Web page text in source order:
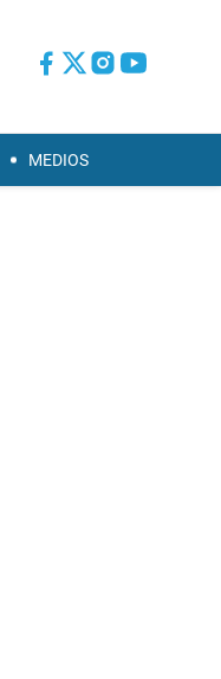
MEDIOS